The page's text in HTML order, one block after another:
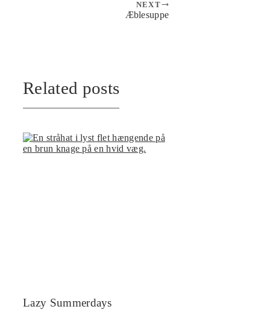
NEXT
Æblesuppe
Related posts
Lazy Summerdays